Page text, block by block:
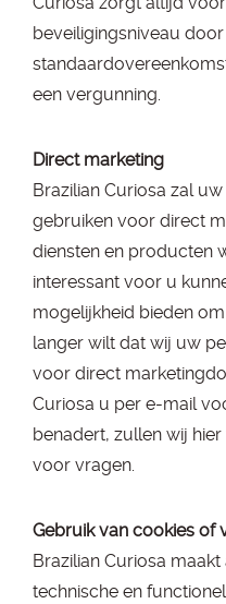
beveiligingsniveau
een vergunning.
Direct marketing
Brazilian Curiosa zal
gebruiken voor direct
diensten en producten
interessant voor u
mogelijkheid bieden
langer wilt dat wij uw
voor direct
Curiosa u per e-mail
benadert, zullen wij
voor vragen.
Gebruik van cookies of
Brazilian Curiosa
technische en